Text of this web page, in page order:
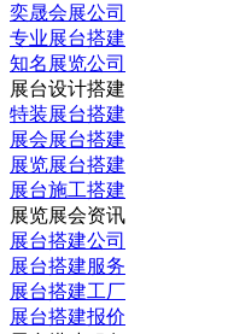
奕晟会展公司
专业展台搭建
知名展览公司
展台设计搭建
特装展台搭建
展会展台搭建
展览展台搭建
展台施工搭建
展览展会资讯
展台搭建公司
展台搭建服务
展台搭建工厂
展台搭建报价